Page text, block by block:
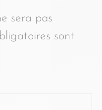
sera pas
sont